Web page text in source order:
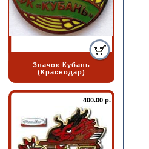
Значок Кубань
(Краснодар)
400.00 р.